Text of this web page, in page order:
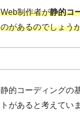
Web制作者が静的コ
のがあるのでしょう
静的コーディングの
トがあると考えてい